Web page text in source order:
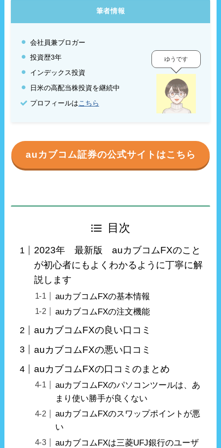
筆者情報
会社員兼ブロガー
投資歴3年
インデックス投資
日米の高配当株投資を継続中
プロフィールはこちら
ゆうです
auカブコム証券の公式サイトはこちら
目次
2023年 最新版 auカブコムFXのこと
が初心者にもよくわかるように丁寧に解
説します
auカブコムFXの基本情報
auカブコムFXの注文機能
auカブコムFXの良い口コミ
auカブコムFXの悪い口コミ
auカブコムFXの口コミのまとめ
auカブコムFXのパソコンツールは、あ
まり使い勝手が良くない
auカブコムFXのスワップポイントが悪
い
auカブコムFXは三菱UFJ銀行のユーザ